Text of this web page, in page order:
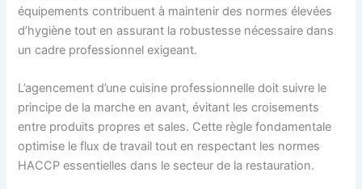
équipements contribuent à maintenir des normes élevées
d’hygiène tout en assurant la robustesse nécessaire dans
un cadre professionnel exigeant.
L’agencement d’une cuisine professionnelle doit suivre le
principe de la marche en avant, évitant les croisements
entre produits propres et sales. Cette règle fondamentale
optimise le flux de travail tout en respectant les normes
HACCP essentielles dans le secteur de la restauration.